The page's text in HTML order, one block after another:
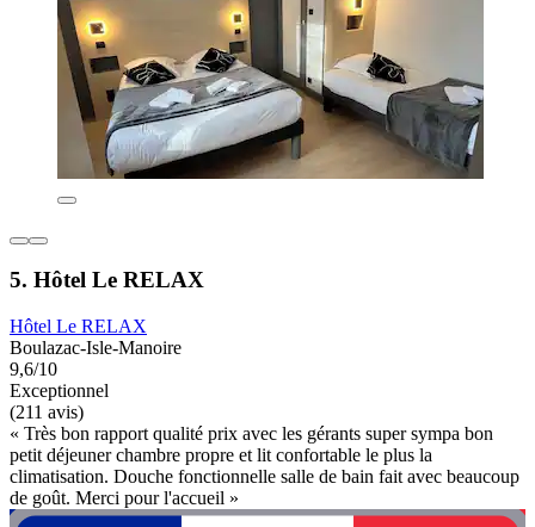
5. Hôtel Le RELAX
Hôtel Le RELAX
Boulazac-Isle-Manoire
9,6/10
Exceptionnel
(211 avis)
« Très bon rapport qualité prix avec les gérants super sympa bon
petit déjeuner chambre propre et lit confortable le plus la
climatisation. Douche fonctionnelle salle de bain fait avec beaucoup
de goût. Merci pour l'accueil »